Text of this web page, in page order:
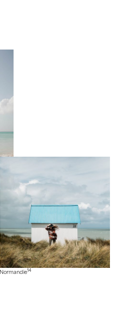
Normandie14